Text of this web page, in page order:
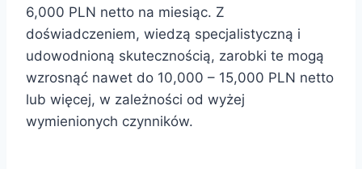
6,000 PLN netto na miesiąc. Z
doświadczeniem, wiedzą specjalistyczną i
udowodnioną skutecznością, zarobki te mogą
wzrosnąć nawet do 10,000 – 15,000 PLN netto
lub więcej, w zależności od wyżej
wymienionych czynników.